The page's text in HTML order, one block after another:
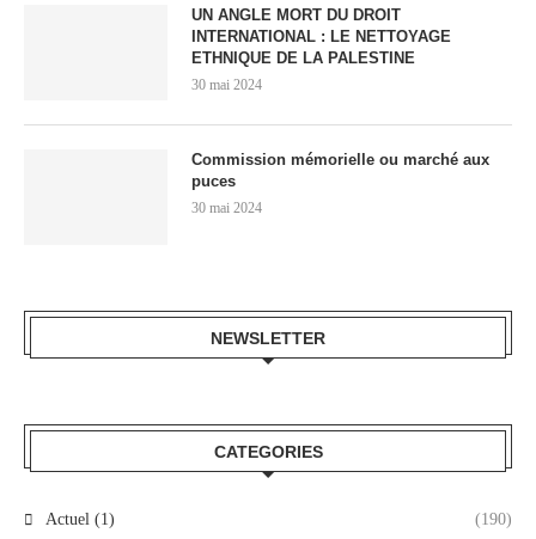
UN ANGLE MORT DU DROIT
INTERNATIONAL : LE NETTOYAGE
ETHNIQUE DE LA PALESTINE
30 mai 2024
Commission mémorielle ou marché aux
puces
30 mai 2024
NEWSLETTER
CATEGORIES
Actuel (1) (190)